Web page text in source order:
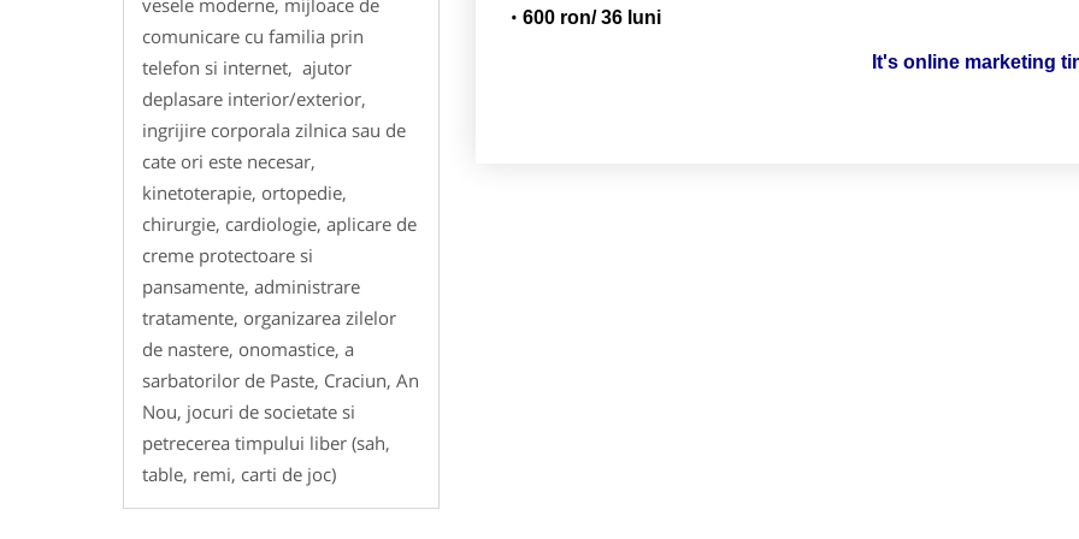
comunicare cu familia prin
telefon si internet, ajutor
deplasare interior/exterior,
ingrijire corporala zilnica sau de
cate ori este necesar,
kinetoterapie, ortopedie,
chirurgie, cardiologie, aplicare de
creme protectoare si
pansamente, administrare
tratamente, organizarea zilelor
de nastere, onomastice, a
sarbatorilor de Paste, Craciun, An
Nou, jocuri de societate si
petrecerea timpului liber (sah,
table, remi, carti de joc)
600 ron/ 36 luni
It's online marketing